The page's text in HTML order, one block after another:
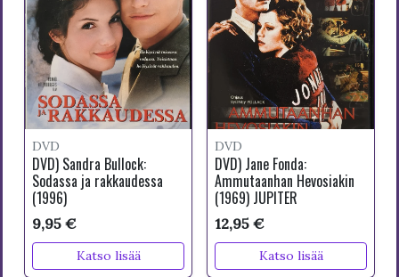
DVD
DVD) Sandra Bullock:
Sodassa ja rakkaudessa
(1996)
9,95 €
Katso lisää
DVD
DVD) Jane Fonda:
Ammutaanhan Hevosiakin
(1969) JUPITER
12,95 €
Katso lisää